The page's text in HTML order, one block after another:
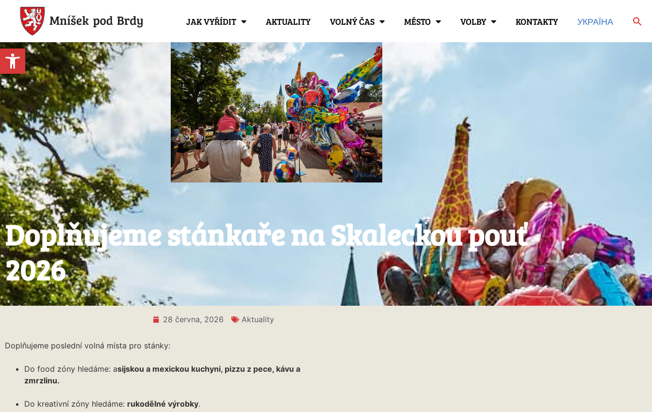
Open toolbar
JAK VYŘÍDIT AKTUALITY VOLNÝ ČAS MĚSTO VOLBY KONTAKTY УКРАЇНА
Doplňujeme stánkaře na Skaleckou pouť
2026
28 června, 2026 Aktuality
Doplňujeme poslední volná místa pro stánky:
Do food zóny hledáme: asijskou a mexickou kuchyni, pizzu z pece, kávu a
zmrzlinu.
Do kreativní zóny hledáme: rukodělné výrobky.